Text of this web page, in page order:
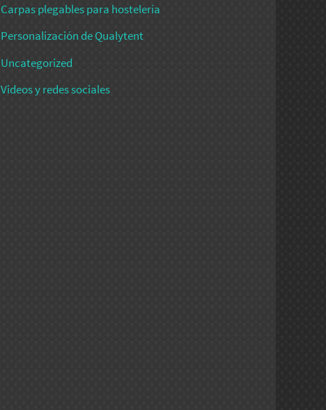
Carpas plegables para hostelería
Personalización de Qualytent
Uncategorized
Videos y redes sociales